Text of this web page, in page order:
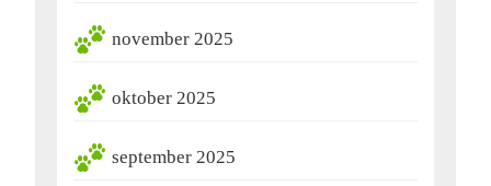
november 2025
oktober 2025
september 2025